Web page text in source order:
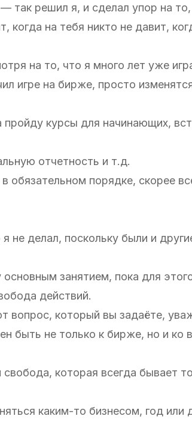
так решил я, и сделал упор на то,
когда на тебя никто не давит,
на то, что я много лет уже
игре на бирже, просто
курсы для начинающих,
отчетность и т.д.
обязательном порядке, скорее
не делал, поскольку были и
занятием, пока для
действий.
вопрос, который вы задаёте,
быть не только к бирже, но и ко
свобода, которая всегда бывает
каким-то бизнесом, год или